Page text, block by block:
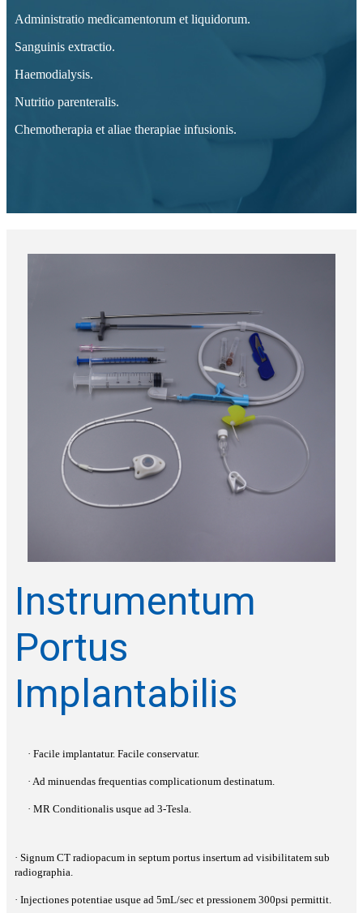
Administratio medicamentorum et liquidorum.
Sanguinis extractio.
Haemodialysis.
Nutritio parenteralis.
Chemotherapia et aliae therapiae infusionis.
Instrumentum
Portus
Implantabilis
· Facile implantatur. Facile conservatur.
· Ad minuendas frequentias complicationum destinatum.
· MR Conditionalis usque ad 3-Tesla.
· Signum CT radiopacum in septum portus insertum ad visibilitatem sub
radiographia.
· Injectiones potentiae usque ad 5mL/sec et pressionem 300psi permittit.